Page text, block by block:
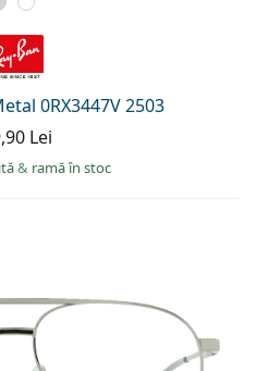
0RX3447V 2503
Lei
& ramă în stoc